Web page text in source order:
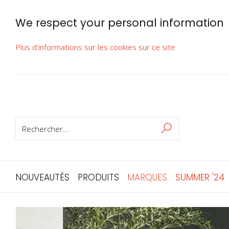
We respect your personal information
Plus d'informations sur les cookies sur ce site
Rechercher
RECHERCHER
NOUVEAUTÉS PRODUITS MARQUES SUMMER '24